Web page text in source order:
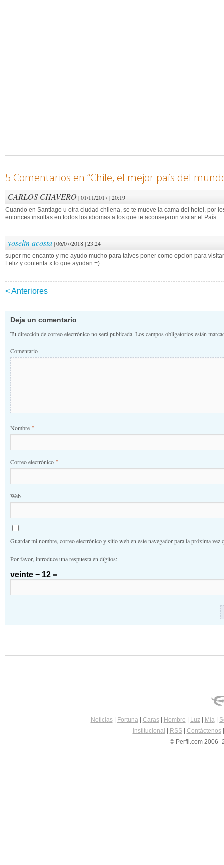
5 Comentarios en “Chile, el mejor país del
CARLOS CHAVERO| 01/11/2017 | 20:19
Cuando en Santiago u otra ciudad chilena, se te mueve la cama del hotel, por
entonces insultas en todos los idiomas a los que te aconsejaron visitar el País.
yoselin acosta| 06/07/2018 | 23:24
super me encanto y me ayudo mucho para talves poner como opcion para
Feliz y contenta x lo que ayudan =)
< Anteriores
Deja un comentario
Tu dirección de correo electrónico no será publicada. Los campos obligatorios están
Comentario
Nombre *
Correo electrónico *
Web
Guardar mi nombre, correo electrónico y sitio web en este navegador para la próxima vez
Por favor, introduce una respuesta en dígitos:
veinte − 12 =
Noticias| Fortuna| Caras| Hombre Luz| Mía|
Institucional
RSS| Contáctenos
© Perfil.com 2006-